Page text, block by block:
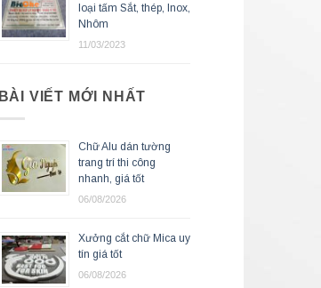
loại tấm Sắt, thép, Inox,
Nhôm
11/03/2023
BÀI VIẾT MỚI NHẤT
Chữ Alu dán tường
trang trí thi công
nhanh, giá tốt
06/08/2026
Xưởng cắt chữ Mica uy
tín giá tốt
06/08/2026